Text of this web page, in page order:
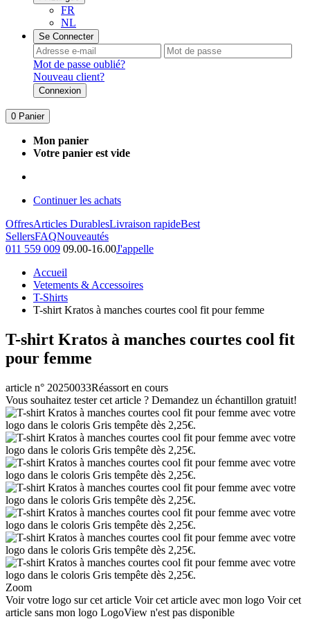
FR
NL
Se Connecter
Mot de passe oublié?
Nouveau client?
Connexion
0 Panier
Mon panier
Votre panier est vide
Continuer les achats
OffresArticles DurablesLivraison rapideBest
SellersFAQNouveautés
011 559 009 09.00-16.00J'appelle
Accueil
Vetements & Accessoires
T-Shirts
T-shirt Kratos à manches courtes cool fit pour femme
T-shirt Kratos à manches courtes cool fit
pour femme
article n° 20250033Réassort en cours
Vous souhaitez tester cet article ? Demandez un échantillon gratuit!
Zoom
Voir votre logo sur cet article Voir cet article avec mon logo Voir cet
article sans mon logo LogoView n'est pas disponible